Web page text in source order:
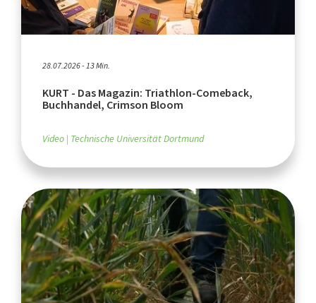
28.07.2026 - 13 Min.
KURT - Das Magazin: Triathlon-Comeback,
Buchhandel, Crimson Bloom
Video Technische Universität Dortmund